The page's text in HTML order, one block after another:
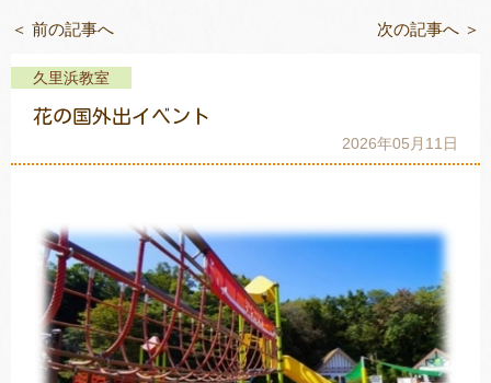
教室一覧
トレキング DIDIM
＜ 前の記事へ 次の記事へ ＞
久里浜教室
花の国外出イベント
2026年05月11日